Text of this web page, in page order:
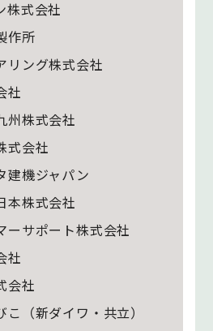
株式会社
作所
リング株式会社
社
州株式会社
式会社
建機ジャパン
本株式会社
ーサポート株式会社
社
会社
（新ダイワ・共立）